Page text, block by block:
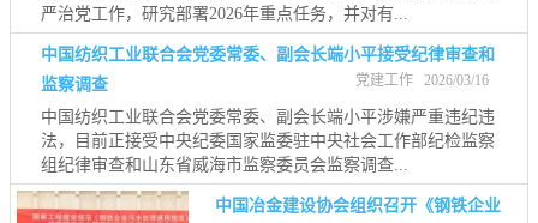
严治党工作，研究部署2026年重点任务，并对有...
中国纺织工业联合会党委常委、副会长端小平接受纪律审查和
监察调查
党建工作 2026/03/16
中国纺织工业联合会党委常委、副会长端小平涉嫌严重违纪违
法，目前正接受中央纪委国家监委驻中央社会工作部纪检监察
组纪律审查和山东省威海市监察委员会监察调查...
中国冶金建设协会组织召开《钢铁企业